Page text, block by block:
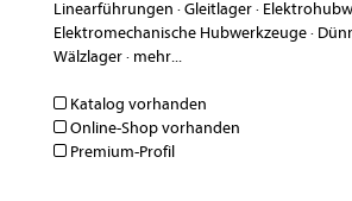
Linearführungen ·Gleitlager·
Elektromechanische Hubwerkzeuge·
Wälzlager· mehr...
Katalog vorhanden
Online-Shop vorhanden
Premium-Profil